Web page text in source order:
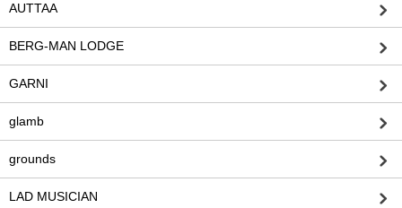
AUTTAA
BERG-MAN LODGE
GARNI
glamb
grounds
LAD MUSICIAN